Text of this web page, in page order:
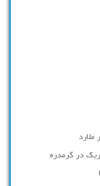
ملارد
در گرمدره